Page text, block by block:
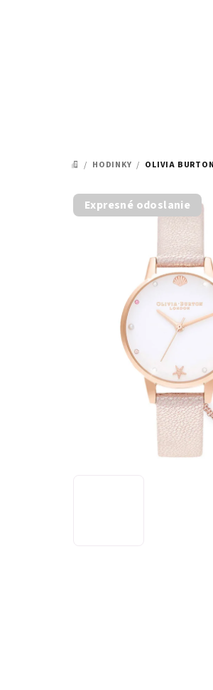
DOMOV
/ HODINKY / OLIVIA
Expresné odoslanie